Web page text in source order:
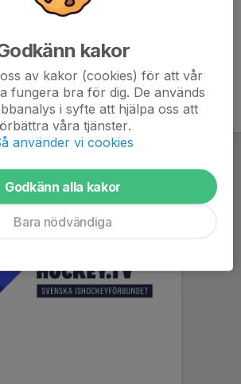
kakor
av kakor (cookies) för att vår
fungera bra för dig. De används
i syfte att hjälpa oss att
våra tjänster.
använder vi cookies
Godkänn alla kakor
Bara nödvändiga